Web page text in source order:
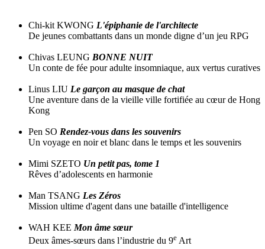
Chi-kit KWONG L'épiphanie de l'architecte
De jeunes combattants dans un monde digne d’un jeu RPG
Chivas LEUNG BONNE NUIT
Un conte de fée pour adulte insomniaque, aux vertus curatives
Linus LIU Le garçon au masque de chat
Une aventure dans de la vieille ville fortifiée au cœur de Hong
Kong
Pen SO Rendez-vous dans les souvenirs
Un voyage en noir et blanc dans le temps et les souvenirs
Mimi SZETO Un petit pas, tome 1
Rêves d’adolescents en harmonie
Man TSANG Les Zéros
Mission ultime d'agent dans une bataille d'intelligence
WAH KEE Mon âme sœur
Deux âmes-sœurs dans l’industrie du 9e Art